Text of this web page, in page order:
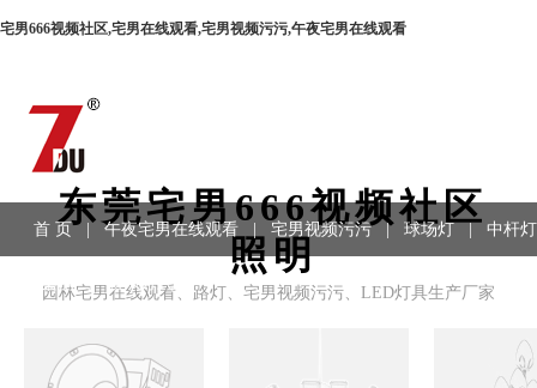
宅男666视频社区,宅男在线观看,宅男视频污污,午夜宅男在线观看
东莞宅男666视频社区
照明
园林宅男在线观看、路灯、宅男视频污污、LED灯具生产厂家
首 页 午夜宅男在线观看 宅男视频污污 | 球场灯 中杆灯
程案例 | 联系方式